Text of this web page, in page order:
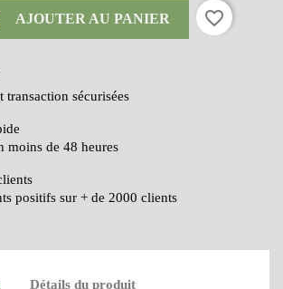
AJOUTER AU PANIER favorite_border
transaction sécurisées
moins de 48 heures
positifs sur + de 2000 clients
Détails du produit